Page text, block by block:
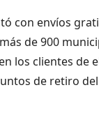
con envíos
de 900
los clientes de
de retiro